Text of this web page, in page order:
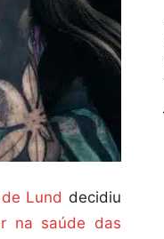
Lund decidiu
na saúde das